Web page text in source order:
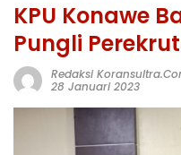
KPU Konawe
Pungli
Redaksi
28 Januari 2023